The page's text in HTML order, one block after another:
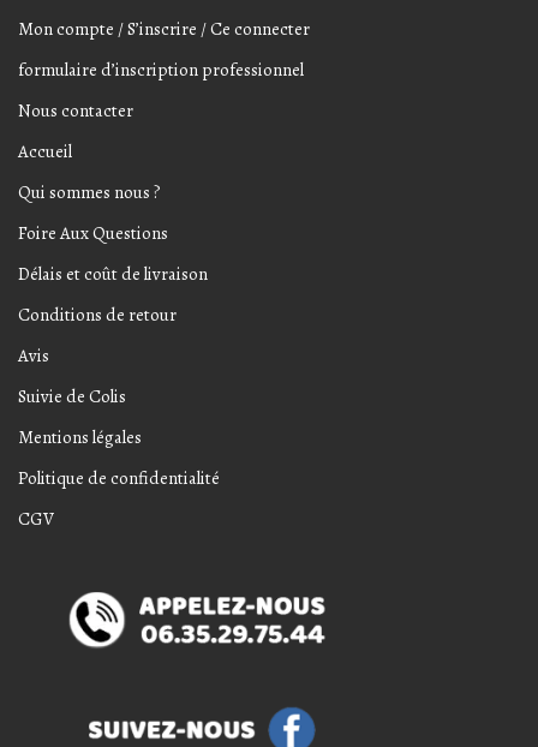
Mon compte / S’inscrire / Ce connecter
formulaire d’inscription professionnel
Nous contacter
Accueil
Qui sommes nous ?
Foire Aux Questions
Délais et coût de livraison
Conditions de retour
Avis
Suivie de Colis
Mentions légales
Politique de confidentialité
CGV